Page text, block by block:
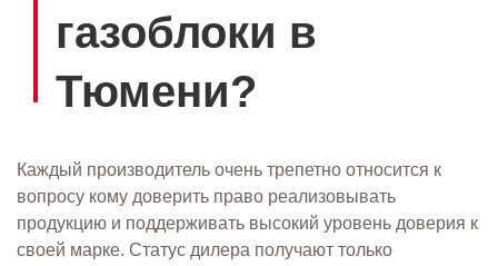
газоблоки в
Тюмени?
Каждый производитель очень трепетно относится к
вопросу кому доверить право реализовывать
продукцию и поддерживать высокий уровень доверия к
своей марке. Статус дилера получают только